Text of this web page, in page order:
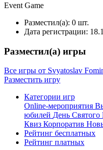
Event Game
Разместил(а): 0 шт.
Дата регистрации:
Разместил(а) игры
Все игры от Svyatoslav
Разместить игру
Категории игр
Online-мероприятия
юбилей День Святого
Квиз Корпоратив
Рейтинг бесплатных
Рейтинг платных